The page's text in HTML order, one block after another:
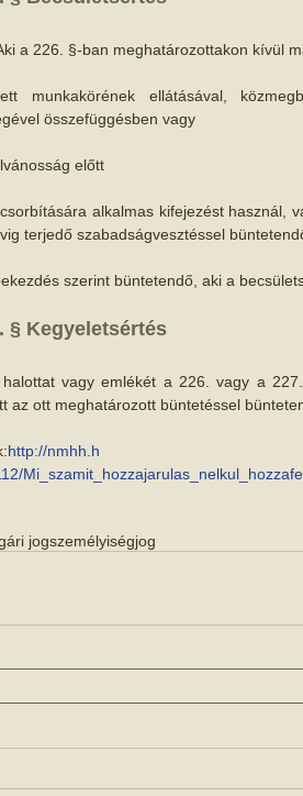
a 226. §-ban meghatározottakon kívül
munkakörének ellátásával,
összefüggésben vagy
előtt
alkalmas kifejezést használ,
terjedő szabadságvesztéssel
szerint büntetendő, aki a
§ Kegyeletsértés
vagy emlékét a 226. vagy a
az ott meghatározott büntetéssel
http://nmhh.h
jogszemélyiségjog